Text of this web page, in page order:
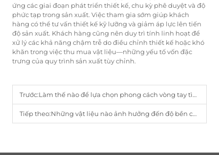
ứng các giai đoạn phát triển thiết kế, chu kỳ phê duyệt và độ
phức tạp trong sản xuất. Việc tham gia sớm giúp khách
hàng có thể tư vấn thiết kế kỹ lưỡng và giảm áp lực lên tiến
độ sản xuất. Khách hàng cũng nên duy trì tính linh hoạt để
xử lý các khả năng chậm trễ do điều chỉnh thiết kế hoặc khó
khăn trong việc thu mua vật liệu—những yếu tố vốn đặc
trưng của quy trình sản xuất tùy chỉnh.
Trước:Làm thế nào để lựa chọn phong cách vòng tay tình bạn phù hợp cho phân phối sỉ?
Tiếp theo:Những vật liệu nào ảnh hưởng đến độ bền của vòng tay tình bạn khi sản xuất số lượng lớn?